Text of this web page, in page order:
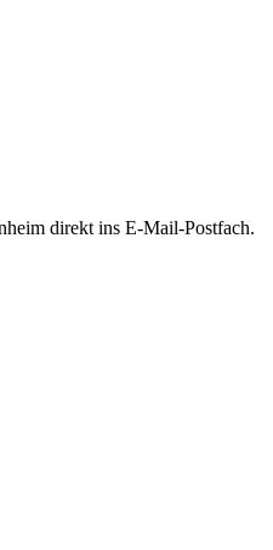
direkt ins E-Mail-Postfach.